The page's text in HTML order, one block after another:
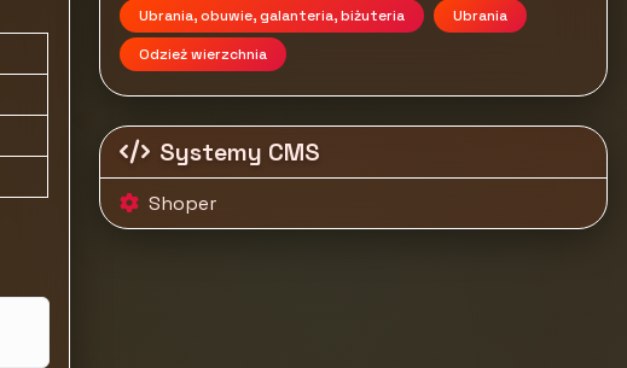
Ubrania, obuwie, galanteria, biżuteria
Ubrania
Odzież wierzchnia
Systemy CMS
Shoper